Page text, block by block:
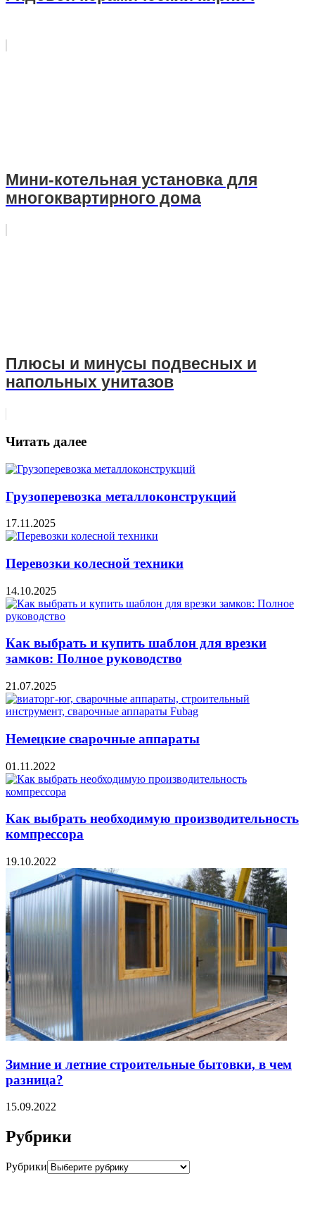
Мини-котельная установка для
многоквартирного дома
Плюсы и минусы подвесных и
напольных унитазов
Читать далее
Грузоперевозка металлоконструкций
17.11.2025
Перевозки колесной техники
14.10.2025
Как выбрать и купить шаблон для врезки
замков: Полное руководство
21.07.2025
Немецкие сварочные аппараты
01.11.2022
Как выбрать необходимую производительность
компрессора
19.10.2022
Зимние и летние строительные бытовки, в чем
разница?
15.09.2022
Рубрики
Рубрики